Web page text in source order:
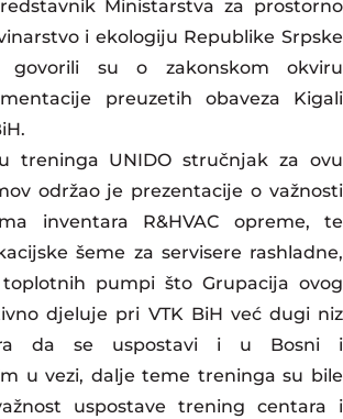
Ministarstva za prostorno
i ekologiju Republike Srpske
govorili su o zakonskom okviru
preuzetih obaveza Kigali
treninga UNIDO stručnjak za ovu
održao je prezentacije o važnosti
inventara R&HVAC opreme, te
šeme za servisere rashladne,
pumpi što Grupacija ovog
djeluje pri VTK BiH već dugi niz
da se uspostavi i u Bosni i
u vezi, dalje teme treninga su bile
uspostave trening centara i